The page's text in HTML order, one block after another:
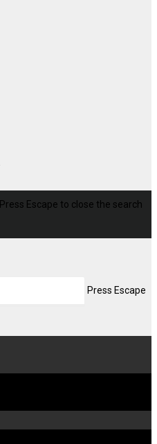
Press Escape to close the search
Press Escape